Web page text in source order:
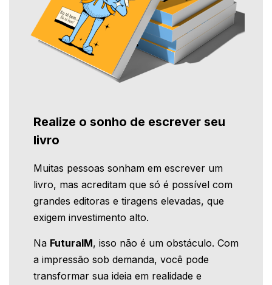
Realize o sonho de escrever seu
livro
Muitas pessoas sonham em escrever um
livro, mas acreditam que só é possível com
grandes editoras e tiragens elevadas, que
exigem investimento alto.
Na FuturaIM, isso não é um obstáculo. Com
a impressão sob demanda, você pode
transformar sua ideia em realidade e